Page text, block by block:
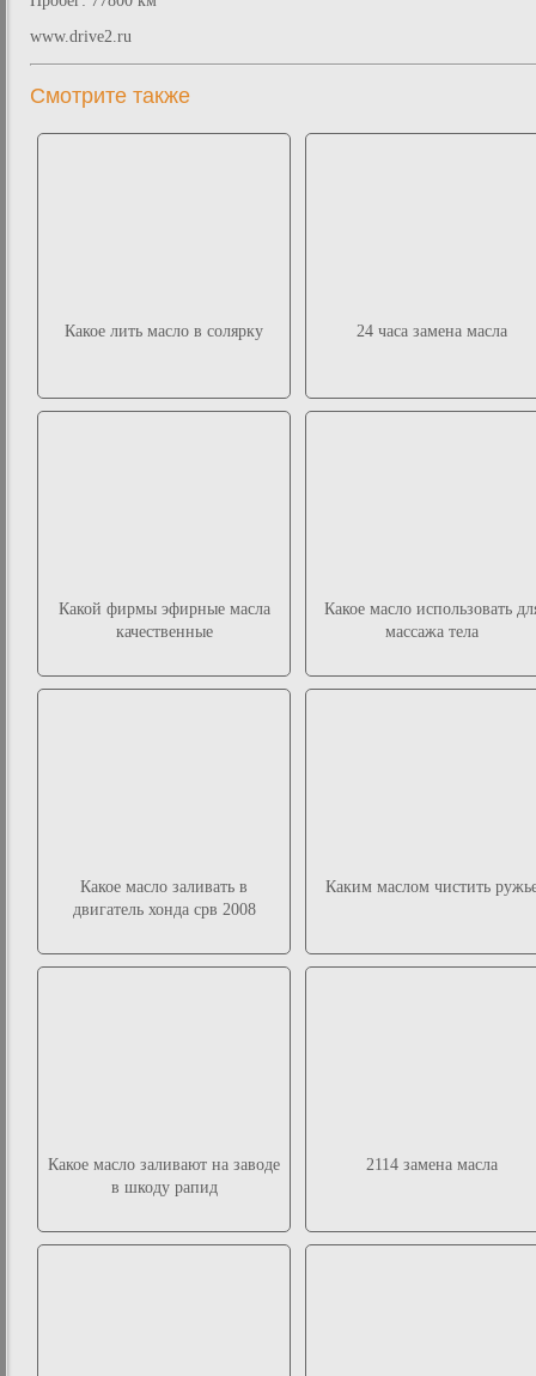
www.drive2.ru
Смотрите также
Какое лить масло в солярку 24 часа замена масла
Какой фирмы эфирные масла
качественные
Какое масло использовать
массажа тела
Какое масло заливать в
двигатель хонда срв 2008
Каким маслом чистить
Какое масло заливают на заводе
в шкоду рапид
2114 замена масла